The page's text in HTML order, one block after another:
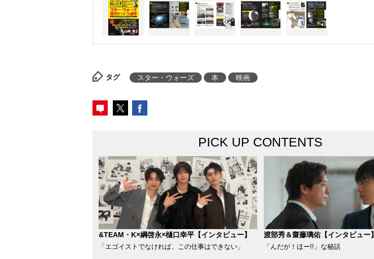
タグ スター・ウォーズ 本 映画
PICK UP CONTENTS
&TEAM・K×綱啓永×樋口幸平【インタビュー】
「エゴイストでなければ、この仕事はできない」
渡部秀＆齋藤璃佑【インタビュー】
「んだが！ほー!!」な秘話